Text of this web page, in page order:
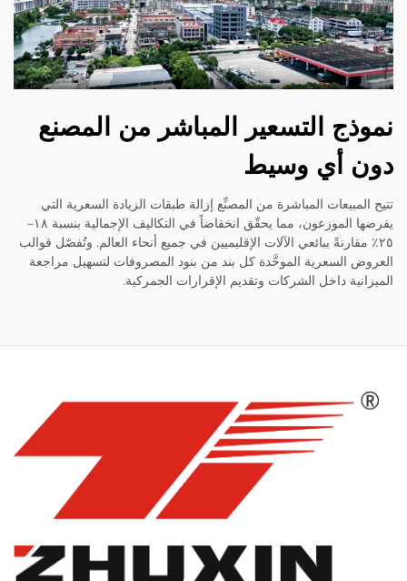
نموذج التسعير المباشر من المصنع
دون أي وسيط
تتيح المبيعات المباشرة من المصنِّع إزالة طبقات الزيادة السعرية التي
يفرضها الموزعون، مما يحقّق انخفاضاً في التكاليف الإجمالية بنسبة ١٨–
٢٥٪ مقارنةً ببائعي الآلات الإقليميين في جميع أنحاء العالم. وتُفصّل قوالب
العروض السعرية الموحَّدة كل بند من بنود المصروفات لتسهيل مراجعة
الميزانية داخل الشركات وتقديم الإقرارات الجمركية.